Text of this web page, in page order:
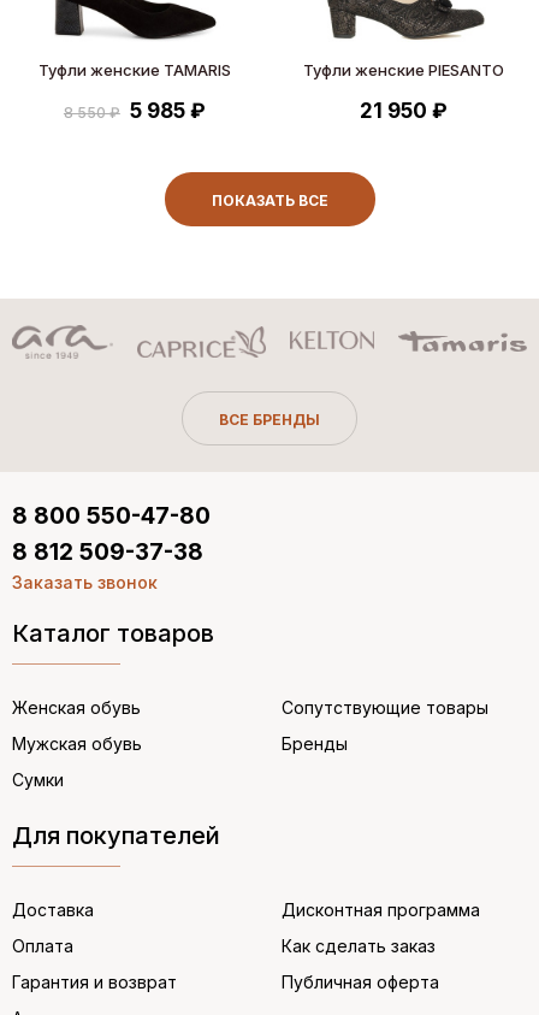
Туфли женские TAMARIS
8 550 ₽ 5 985 ₽
Туфли женские PIESANTO
21 950 ₽
ПОКАЗАТЬ ВСЕ
ВСЕ БРЕНДЫ
Каталог товаров
Женская обувь
Мужская обувь
Сумки
Сопутствующие товары
Бренды
Для покупателей
Доставка
Оплата
Гарантия и возврат
Дисконтная программа
Как сделать заказ
Публичная оферта
8 800 550-47-80
8 812 509-37-38
Заказать звонок